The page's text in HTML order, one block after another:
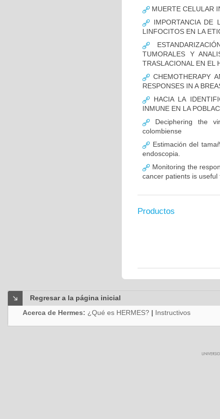
MUERTE CELULAR
IMPORTANCIA DE
LINFOCITOS EN LA
TUMORALES Y
TRASLACIONAL EN EL
CHEMOTHERAPY
RESPONSES IN A
HACIA LA
INMUNE EN LA
Deciphering the
colombiense
Estimación del
endoscopia.
Monitoring the
cancer patients is
Productos
Regresar a la página inicial
Acerca de Hermes: ¿Qué es HERMES? | Instructivos